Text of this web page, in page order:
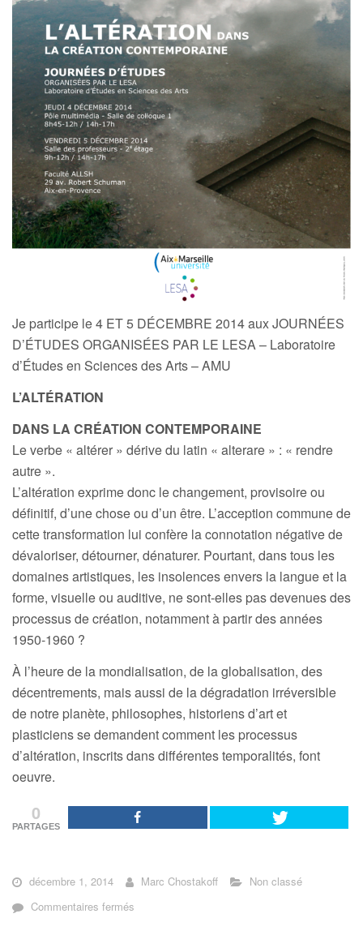
Je participe le 4 ET 5 DÉCEMBRE 2014 aux JOURNÉES
D’ÉTUDES ORGANISÉES PAR LE LESA – Laboratoire
d’Études en Sciences des Arts – AMU
L’ALTÉRATION
DANS LA CRÉATION CONTEMPORAINE
Le verbe « altérer » dérive du latin « alterare » : « rendre
autre ».
L’altération exprime donc le changement, provisoire ou
définitif, d’une chose ou d’un être. L’acception commune de
cette transformation lui confère la connotation négative de
dévaloriser, détourner, dénaturer. Pourtant, dans tous les
domaines artistiques, les insolences envers la langue et la
forme, visuelle ou auditive, ne sont-elles pas devenues des
processus de création, notamment à partir des années
1950-1960 ?
À l’heure de la mondialisation, de la globalisation, des
décentrements, mais aussi de la dégradation irréversible
de notre planète, philosophes, historiens d’art et
plasticiens se demandent comment les processus
d’altération, inscrits dans différentes temporalités, font
oeuvre.
0
PARTAGES
décembre 1, 2014 Marc Chostakoff
Non classé
Commentaires fermés